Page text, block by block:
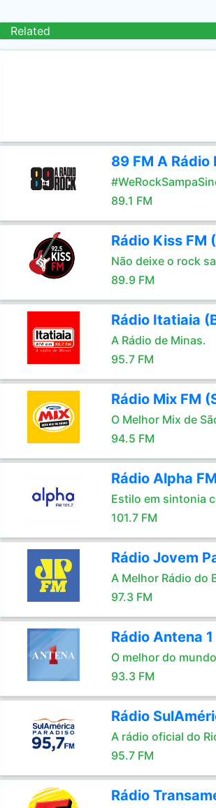
Related
89 FM A Rádio
89.1 FM
Rádio Kiss FM
Não deixe o rock
89.9 FM
Rádio Itatiaia
A Rádio de Minas.
95.7 FM
Rádio Mix FM
O Melhor Mix de
94.5 FM
Rádio Alpha
Estilo em sintonia
101.7 FM
Rádio Jovem
A Melhor Rádio do
97.3 FM
Rádio Antena
O melhor do
93.3 FM
Rádio
A rádio oficial do
95.7 FM
Rádio